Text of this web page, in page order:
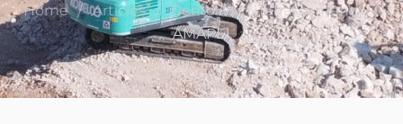
Home / Articles / Démolition,Terrassement /
AMAPEI